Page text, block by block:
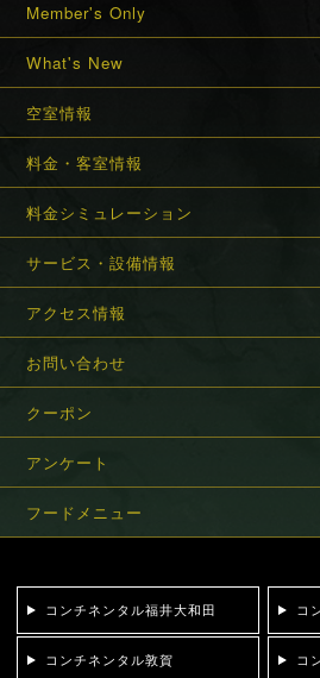
Member's Only
What's New
空室情報
料金・客室情報
料金シミュレーション
サービス・設備情報
アクセス情報
お問い合わせ
クーポン
アンケート
フードメニュー
コンチネンタル福井大和田 コ
コンチネンタル敦賀 コ